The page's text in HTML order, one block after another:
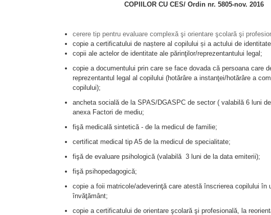
COPIILOR CU CES/ Ordin nr. 5805-nov. 2016
cerere tip pentru evaluare complexă şi orientare şcolară şi
copie a certificatului de naștere al copilului și a actului de
copii ale actelor de identitate ale părinţilor/reprezentantului legal;
copie a documentului prin care se face dovada că persoana care
reprezentantul legal al copilului (hotărâre a instanţei/hotărâre a
copilului);
ancheta socială de la SPAS/DGASPC de sector ( valabilă 6 luni
anexa Factori de mediu;
fişă medicală sintetică - de la medicul de familie;
certificat medical tip A5 de la medicul de specialitate;
fişă de evaluare psihologică (valabilă 3 luni de la data emiterii);
fişă psihopedagogică;
copie a foii matricole/adeverinţă care atestă înscrierea copilului în
învăţământ;
copie a certificatului de orientare şcolară şi profesională, la